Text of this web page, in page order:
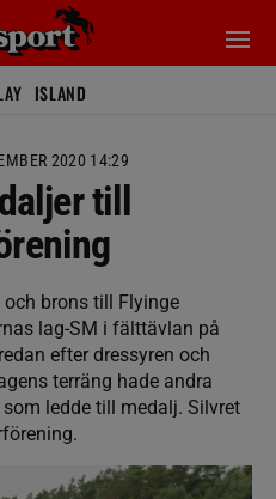
ISLAND
2020 14:29
till
brons till Flyinge
lag-SM i fälttävlan på
efter dressyren och
terräng hade andra
ledde till medalj. Silvret